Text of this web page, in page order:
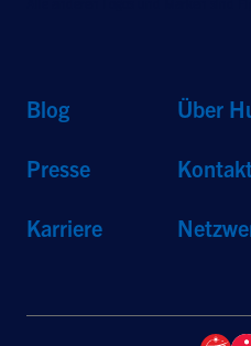
Blog Über
Presse
Karriere